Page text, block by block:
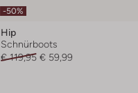
-50%
Hip
Schnürboots
€ 119,95 € 59,99